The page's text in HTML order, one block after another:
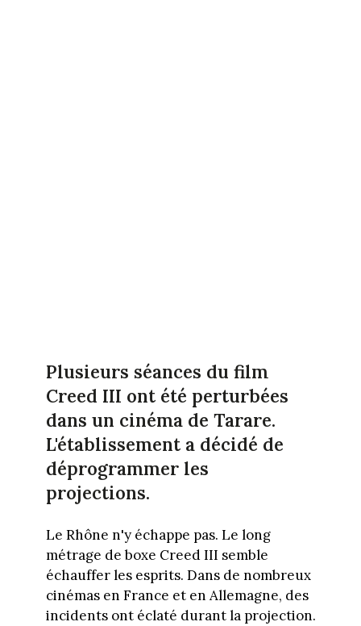
Plusieurs séances du film
Creed III ont été perturbées
dans un cinéma de Tarare.
L'établissement a décidé de
déprogrammer les
projections.
Le Rhône n'y échappe pas. Le long
métrage de boxe Creed III semble
échauffer les esprits. Dans de nombreux
cinémas en France et en Allemagne, des
incidents ont éclaté durant la projection.